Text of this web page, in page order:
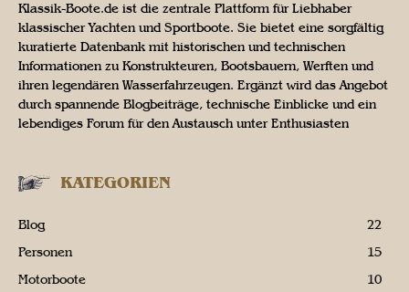
Klassik-Boote.de ist die zentrale Plattform für Liebhaber
klassischer Yachten und Sportboote. Sie bietet eine sorgfältig
kuratierte Datenbank mit historischen und technischen
Informationen zu Konstrukteuren, Bootsbauern, Werften und
ihren legendären Wasserfahrzeugen. Ergänzt wird das Angebot
durch spannende Blogbeiträge, technische Einblicke und ein
lebendiges Forum für den Austausch unter Enthusiasten
KATEGORIEN
Blog
22
Personen
15
Motorboote
10